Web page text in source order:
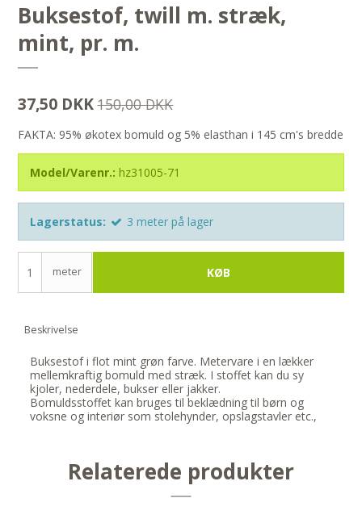
Buksestof, twill m. stræk,
mint, pr. m.
37,50 DKK150,00 DKK
FAKTA: 95% økotex bomuld og 5% elasthan i 145 cm's bredde
Model/Varenr.: hz31005-71
Lagerstatus: 3 meter på lager
meter KØB
Beskrivelse
Buksestof i flot mint grøn farve. Metervare i en lækker
mellemkraftig bomuld med stræk. I stoffet kan du sy
kjoler, nederdele, bukser eller jakker.
Bomuldsstoffet kan bruges til beklædning til børn og
voksne og interiør som stolehynder, opslagstavler etc.,
Relaterede produkter